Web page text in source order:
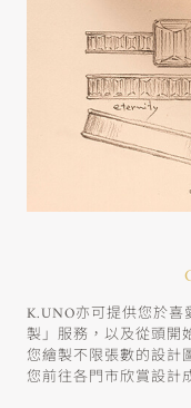
K.UNO亦可提供您於
製」服務，以及從頭開
您繪製不限張數的設計
您前往各門市欣賞設計